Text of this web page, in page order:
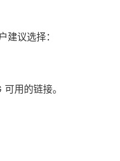
议选择：
用的链接。